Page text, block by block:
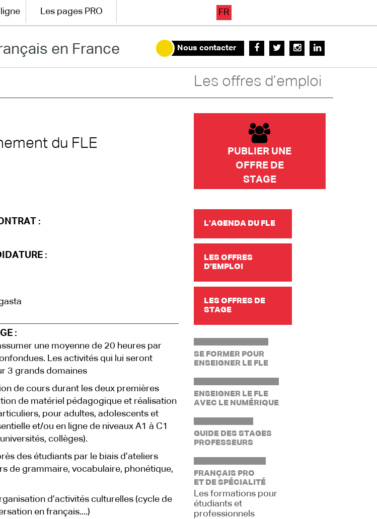
Les pages PRO FR
en France Nous contacter
Les offres d’emploi
du FLE
:
:
:
une moyenne de 20 heures par
Les activités qui lui seront
3 grands domaines
de cours durant les deux premières
de matériel pédagogique et réalisation
pour adultes, adolescents et
et/ou en ligne de niveaux A1 à C1
collèges).
des étudiants par le biais d’ateliers
de grammaire, vocabulaire, phonétique,
d’activités culturelles (cycle de
en français....)
PUBLIER UNE
OFFRE DE
STAGE
L’AGENDA DU FLE
LES OFFRES
D'EMPLOI
LES OFFRES DE
STAGE
SE FORMER POUR
ENSEIGNER LE FLE
ENSEIGNER LE FLE
AVEC LE NUMÉRIQUE
GUIDE DES STAGES
PROFESSEURS
FRANÇAIS PRO
ET DE SPÉCIALITÉ
Les formations pour
étudiants et
professionnels